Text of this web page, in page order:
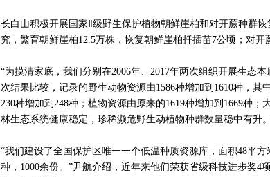
长白山积极开展国家Ⅱ级野生保护植物朝鲜崖柏和对开蕨种群
究，繁育朝鲜崖柏12.5万株，恢复朝鲜崖柏扦插苗7公顷；对开
“为摸清家底，我们分别在2006年、2017年两次组织开展生态
次结果比较，记录的野生动物资源由1586种增加到1610种，其
230种增加到248种；植物资源由原来的1619种增加到1669种；
林生态系统健康稳定，珍稀濒危野生动植物种群数量稳中有升
“我们建设了全国保护区唯一一个低温种质资源库，面积48平
种，1000余份。”尹航介绍，近年来他们荣获省级科技进步奖4